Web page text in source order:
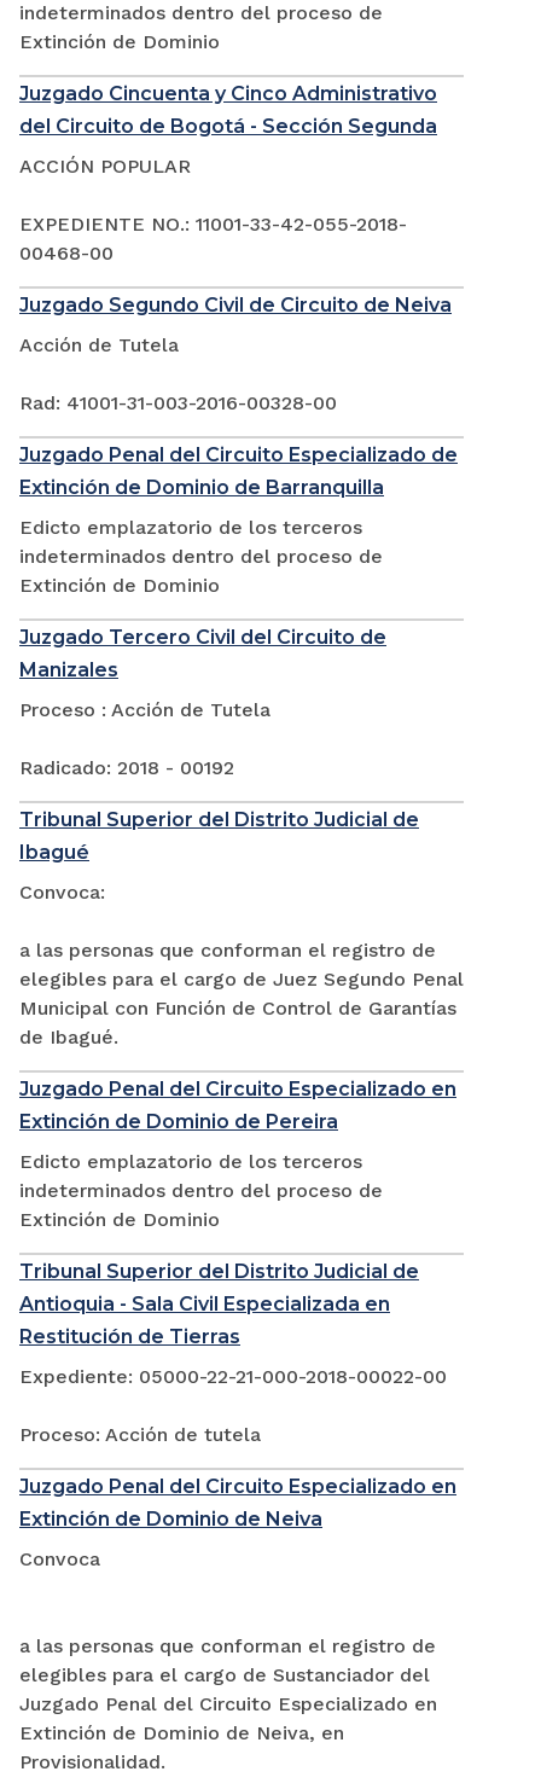
indeterminados dentro del proceso de
Extinción de Dominio
Juzgado Cincuenta y Cinco Administrativo
del Circuito de Bogotá - Sección Segunda
ACCIÓN POPULAR
EXPEDIENTE NO.: 11001-33-42-055-2018-
00468-00
Juzgado Segundo Civil de Circuito de Neiva
Acción de Tutela
Rad: 41001-31-003-2016-00328-00
Juzgado Penal del Circuito Especializado de
Extinción de Dominio de Barranquilla
Edicto emplazatorio de los terceros
indeterminados dentro del proceso de
Extinción de Dominio
Juzgado Tercero Civil del Circuito de
Manizales
Proceso : Acción de Tutela
Radicado: 2018 - 00192
Tribunal Superior del Distrito Judicial de
Ibagué
Convoca:
a las personas que conforman el registro de
elegibles para el cargo de Juez Segundo Penal
Municipal con Función de Control de Garantías
de Ibagué.
Juzgado Penal del Circuito Especializado en
Extinción de Dominio de Pereira
Edicto emplazatorio de los terceros
indeterminados dentro del proceso de
Extinción de Dominio
Tribunal Superior del Distrito Judicial de
Antioquia - Sala Civil Especializada en
Restitución de Tierras
Expediente: 05000-22-21-000-2018-00022-00
Proceso: Acción de tutela
Juzgado Penal del Circuito Especializado en
Extinción de Dominio de Neiva
Convoca
a las personas que conforman el registro de
elegibles para el cargo de Sustanciador del
Juzgado Penal del Circuito Especializado en
Extinción de Dominio de Neiva, en
Provisionalidad.